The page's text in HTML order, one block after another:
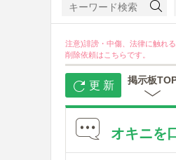
開示請求の対象にもなりえますのでおやめ
注意)誹謗・中傷、法律に触れ
削除依頼は こちらです。
更 新 掲示板
オキニを